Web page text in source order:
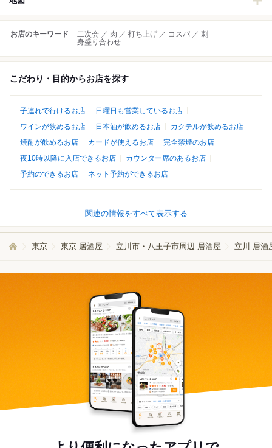
お店のキーワード
二次会 ／ 肉 ／ 打ち上げ ／ コスパ ／ 刺
身盛り合わせ
こだわり・目的からお店を探す
子連れで行けるお店
日曜日も営業しているお店
ワインが飲めるお店
日本酒が飲めるお店
カクテルが飲めるお店
焼酎が飲めるお店
カードが使えるお店
完全禁煙のお店
夜10時以降に入店できるお店
カウンター席のあるお店
予約のできるお店
ネット予約ができるお店
関連の情報をすべて表示する
東京 東京 居酒屋 立川市・八王子市周辺 居酒屋 立川 居酒